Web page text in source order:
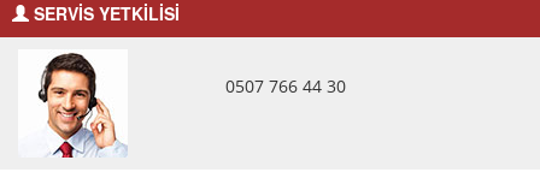
SERVİS YETKİLİSİ
0507 766 44 30